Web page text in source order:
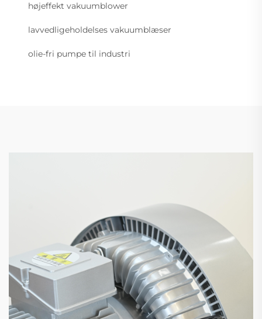
højeffekt vakuumblower
lavvedligeholdelses vakuumblæser
olie-fri pumpe til industri